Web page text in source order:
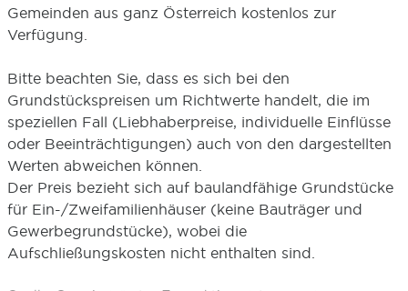
Gemeinden aus ganz Österreich kostenlos zur
Verfügung.
Bitte beachten Sie, dass es sich bei den
Grundstückspreisen um Richtwerte handelt, die im
speziellen Fall (Liebhaberpreise, individuelle Einflüsse
oder Beeinträchtigungen) auch von den dargestellten
Werten abweichen können.
Der Preis bezieht sich auf baulandfähige Grundstücke
für Ein-/Zweifamilienhäuser (keine Bauträger und
Gewerbegrundstücke), wobei die
Aufschließungskosten nicht enthalten sind.